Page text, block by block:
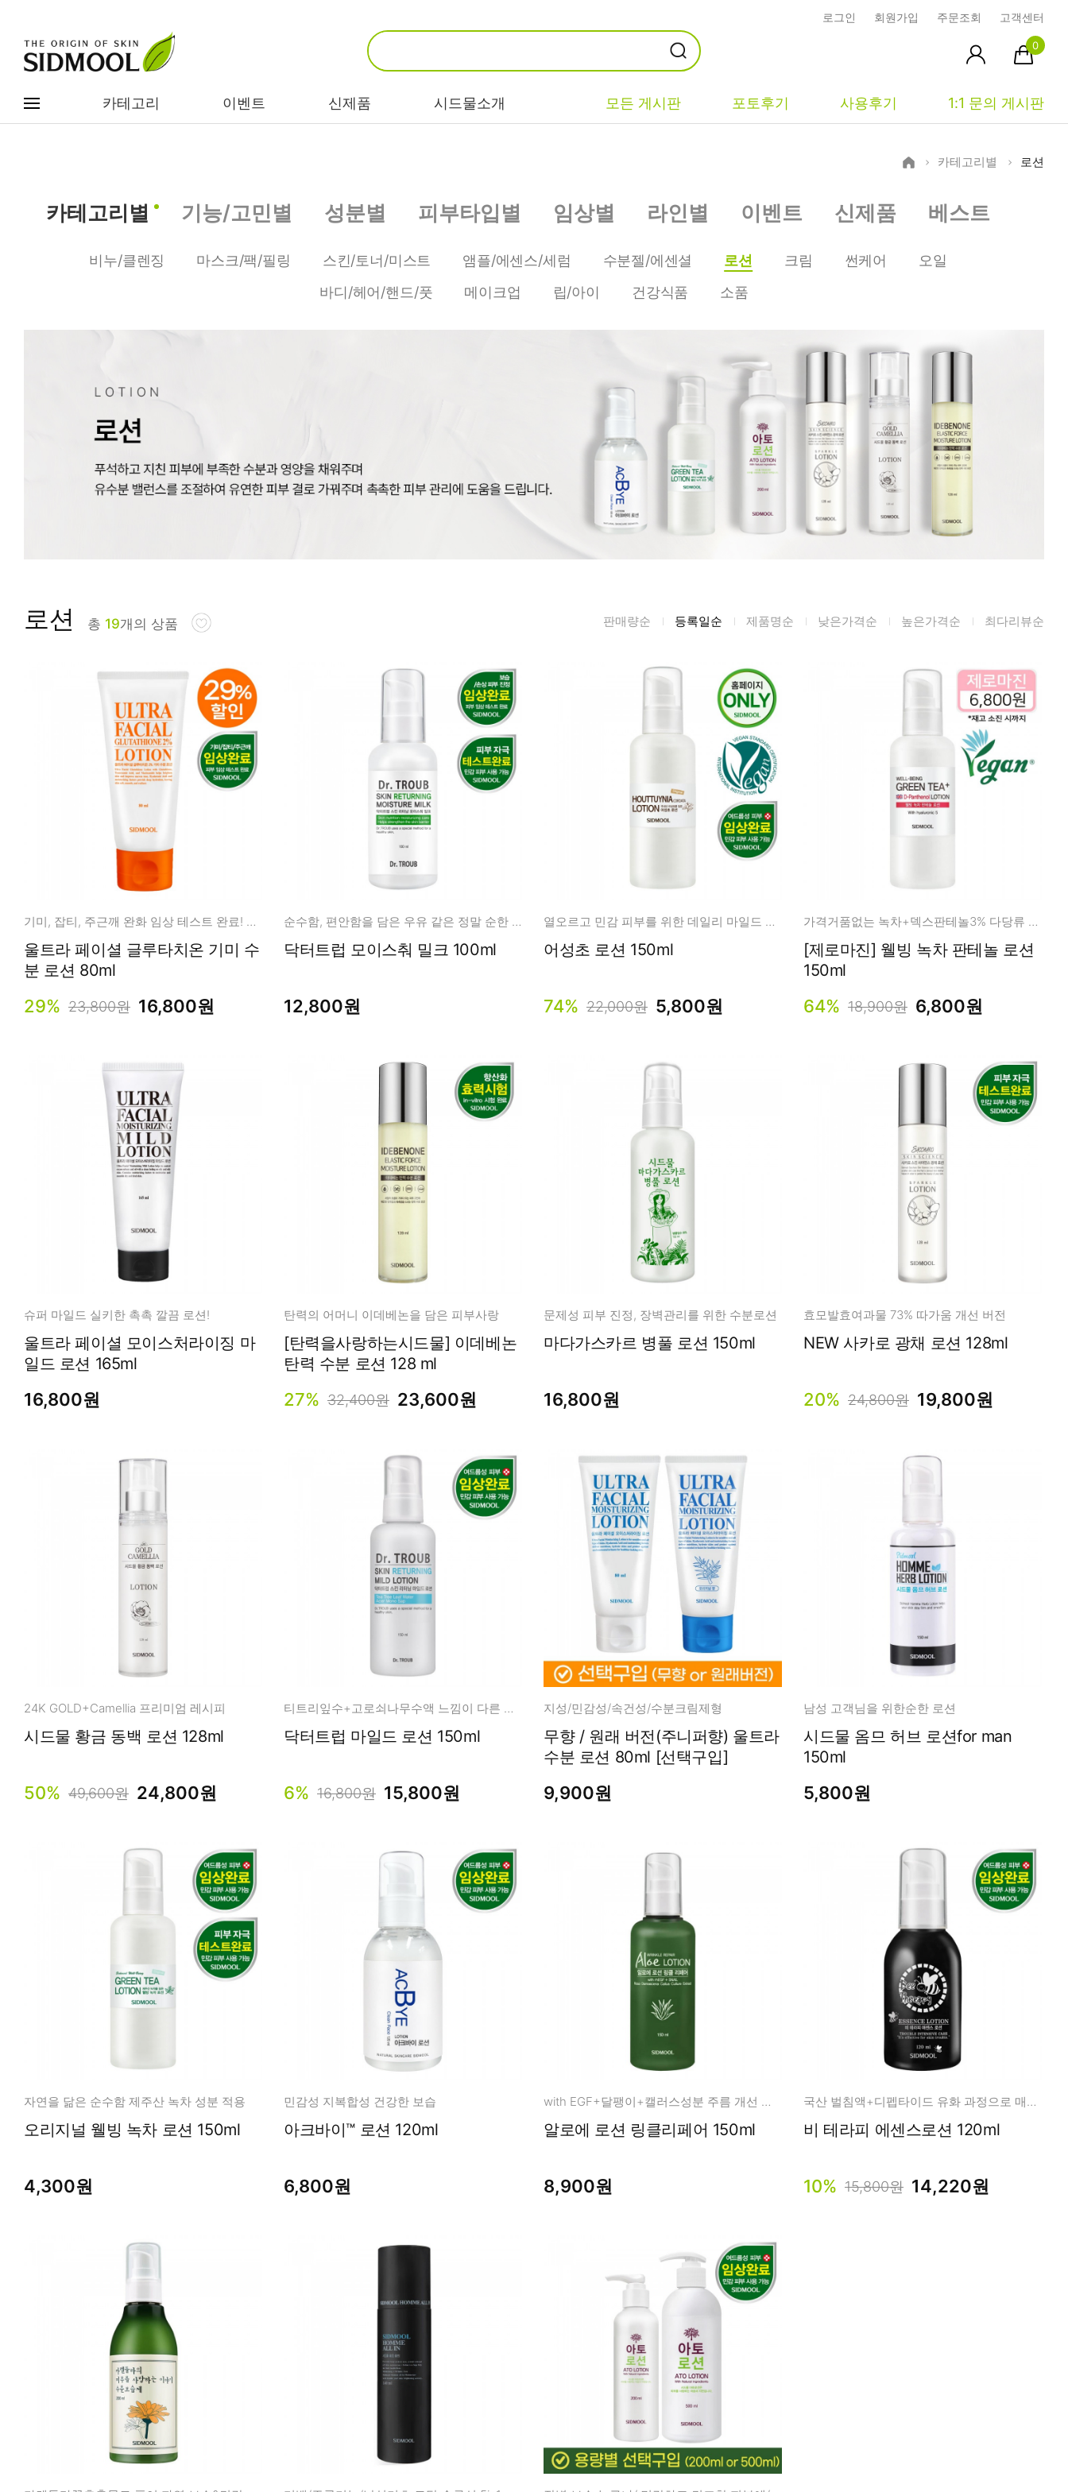
로그인 회원가입 주문조회 고객센터
0
카테고리 이벤트 신제품 시드물소개 모든 게시판 포토후기 사용후기 1:1 문의 게시판
카테고리별 베스트
이벤트
비누/클렌징
마스크/팩/필링
스킨/토너/미스
트
앰플/에센스/세
썬케어
오일
트러블/시카
민감/건조/속당
미백/화이트닝/
청소년
남성화장품
내츄럴99
EGF/FGF/IGF
콜라겐
히알루론산
알로에
어성초
아하/바하/파하/
라하
세라마이드
글루타치온
중성
지성
시사모
상품문의
공지사항
미생물&방사능
텍스트 사용후기
포토사용 후기
성분사전
해외배송문의
카테고리별 로션
카테고리별 기능/고민별 성분별 피부타입별 임상별 라인별 이벤트 신제품 베스트
비누/클렌징 마스크/팩/필링 스킨/토너/미스트 앰플/에센스/세럼 수분젤/에센셜 로션 크림 썬케어
오일
바디/헤어/핸드/풋
메이크업 립/아이 건강식품 소품
로션 총 19개의 상품 판매량순 등록일순 제품명순 낮은가격순 높은가격순 최다리뷰순
기미, 잡티, 주근깨 완화 임상 테스트 완료! 수분 미백 로션
울트라 페이셜 글루타치온 기미 수
분 로션 80ml
29% 23,800원 16,800원
순수함, 편안함을 담은 우유 같은 정말 순한 보습제
닥터트럽 모이스춰 밀크 100ml
12,800원
열오르고 민감 피부를 위한 데일리 마일드 어성초 로션
어성초 로션 150ml
74% 22,000원 5,800원
가격거품없는 녹차+덱스판테놀3% 다당류 히알루론산
[제로마진] 웰빙 녹차 판테놀 로션
150ml
64% 18,900원 6,800원
슈퍼 마일드 실키한 촉촉 깔끔 로션!
울트라 페이셜 모이스처라이징 마
일드 로션 165ml
16,800원
탄력의 어머니 이데베논을 담은 피부사랑
[탄력을사랑하는시드물] 이데베논
탄력 수분 로션 128 ml
27% 32,400원 23,600원
문제성 피부 진정, 장벽관리를 위한 수분로션
마다가스카르 병풀 로션 150ml
16,800원
효모발효여과물 73% 따가움 개선 버전
NEW 사카로 광채 로션 128ml
20% 24,800원 19,800원
24K GOLD+Camellia 프리미엄 레시피
시드물 황금 동백 로션 128ml
50% 49,600원 24,800원
티트리잎수+고로쇠나무수액 느낌이 다른 스킨케어!
닥터트럽 마일드 로션 150ml
6% 16,800원 15,800원
지성/민감성/속건성/수분크림제형
무향 / 원래 버전(주니퍼향) 울트라
수분 로션 80ml [선택구입]
9,900원
남성 고객님을 위한순한 로션
시드물 옴므 허브 로션for man
150ml
5,800원
자연을 닮은 순수함 제주산 녹차 성분 적용
오리지널 웰빙 녹차 로션 150ml
4,300원
민감성 지복합성 건강한 보습
아크바이™ 로션 120ml
6,800원
with EGF+달팽이+캘러스성분 주름 개선 기능성
알로에 로션 링클리페어 150ml
8,900원
국산 벌침액+디펩타이드 유화 과정으로 매끄러운 사용감
비 테라피 에센스로션 120ml
10% 15,800원 14,220원